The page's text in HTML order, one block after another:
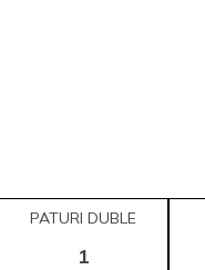
PATURI DUBLE
1